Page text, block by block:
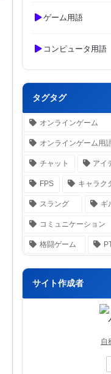
ゲーム用語
コンピュータ用語
タグタグ
オンラインゲーム
オンラインゲーム用
チャット アイ
FPS キャラク
スラング ギ
コミュニケーション
格闘ゲーム
サイト作成者
自